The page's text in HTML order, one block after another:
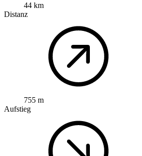
44 km
Distanz
755 m
Aufstieg